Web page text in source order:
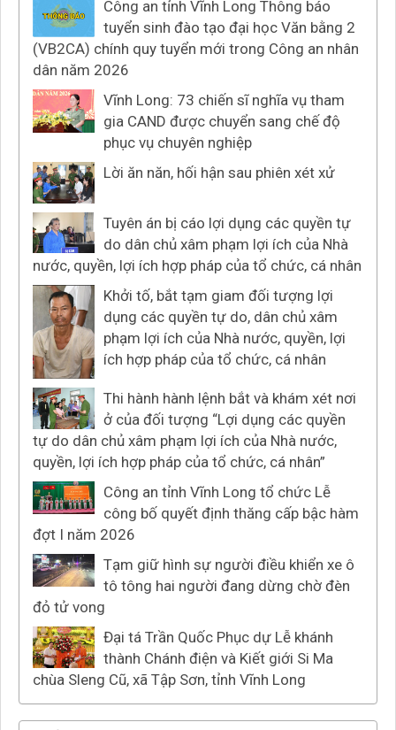
Công an tỉnh Vĩnh Long Thông báo
tuyển sinh đào tạo đại học Văn bằng 2
(VB2CA) chính quy tuyển mới trong Công an nhân
dân năm 2026
Vĩnh Long: 73 chiến sĩ nghĩa vụ tham
gia CAND được chuyển sang chế độ
phục vụ chuyên nghiệp
Lời ăn năn, hối hận sau phiên xét xử
Tuyên án bị cáo lợi dụng các quyền tự
do dân chủ xâm phạm lợi ích của Nhà
nước, quyền, lợi ích hợp pháp của tổ chức, cá nhân
Khởi tố, bắt tạm giam đối tượng lợi
dụng các quyền tự do, dân chủ xâm
phạm lợi ích của Nhà nước, quyền, lợi
ích hợp pháp của tổ chức, cá nhân
Thi hành hành lệnh bắt và khám xét nơi
ở của đối tượng “Lợi dụng các quyền
tự do dân chủ xâm phạm lợi ích của Nhà nước,
quyền, lợi ích hợp pháp của tổ chức, cá nhân”
Công an tỉnh Vĩnh Long tổ chức Lễ
công bố quyết định thăng cấp bậc hàm
đợt I năm 2026
Tạm giữ hình sự người điều khiển xe ô
tô tông hai người đang dừng chờ đèn
đỏ tử vong
Đại tá Trần Quốc Phục dự Lễ khánh
thành Chánh điện và Kiết giới Si Ma
chùa Sleng Cũ, xã Tập Sơn, tỉnh Vĩnh Long